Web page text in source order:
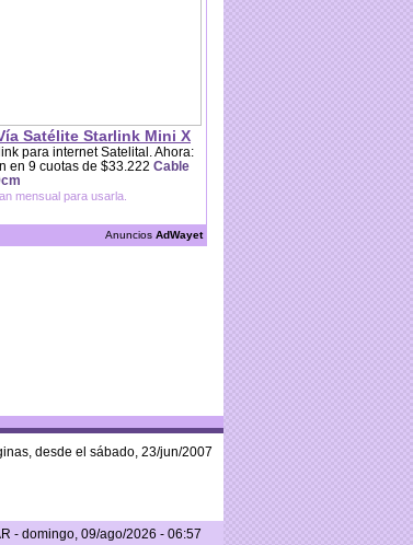
Satélite Starlink Mini X
para internet Satelital. Ahora:
en 9 cuotas de $33.222 Cable
mensual para usarla.
Anuncios AdWayet
desde el sábado, 23/jun/2007
- domingo, 09/ago/2026 - 06:57